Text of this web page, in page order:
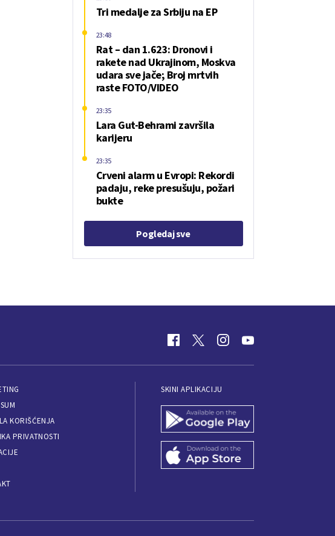
Tri medalje za Srbiju na EP
Rat – dan 1.623: Dronovi i
rakete nad Ukrajinom, Moskva
udara sve jače; Broj mrtvih
raste FOTO/VIDEO
23:48
Lara Gut-Behrami završila
karijeru
23:35
Crveni alarm u Evropi: Rekordi
padaju, reke presušuju, požari
bukte
23:35
Pogledaj sve
KORIŠĆENJA
PRIVATNOSTI
SKINI APLIKACIJU